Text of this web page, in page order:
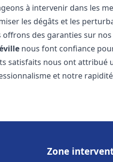
à intervenir dans les
les dégâts et les
offrons des garanties sur
nous font confiance
satisfaits nous ont attribué
et notre
Zone